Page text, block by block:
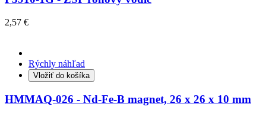
2,57 €
Rýchly náhľad
Vložiť do košíka
HMMAQ-026 - Nd-Fe-B magnet, 26 x 26 x 10 mm